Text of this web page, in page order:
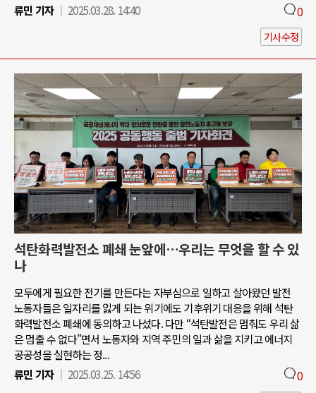
류민 기자
2025.03.28. 14:40 0
기사수정
석탄화력발전소 폐쇄 눈앞에…우리는 무엇을 할 수 있
나
모두에게 필요한 전기를 만든다는 자부심으로 일하고 살아왔던 발전
노동자들은 일자리를 잃게 되는 위기에도 기후위기 대응을 위해 석탄
화력발전소 폐쇄에 동의하고 나섰다. 다만 “석탄발전은 멈춰도 우리 삶
은 멈출 수 없다”면서 노동자와 지역 주민의 일과 삶을 지키고 에너지
공공성을 실현하는 정...
류민 기자
2025.03.25. 14:56 0